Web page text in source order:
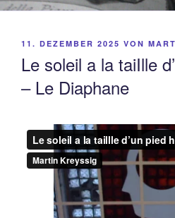
VERÖFFENTLICHT
11. DEZEMBER 2025 VON
Le soleil a la taiIlle
– Le Diaphane